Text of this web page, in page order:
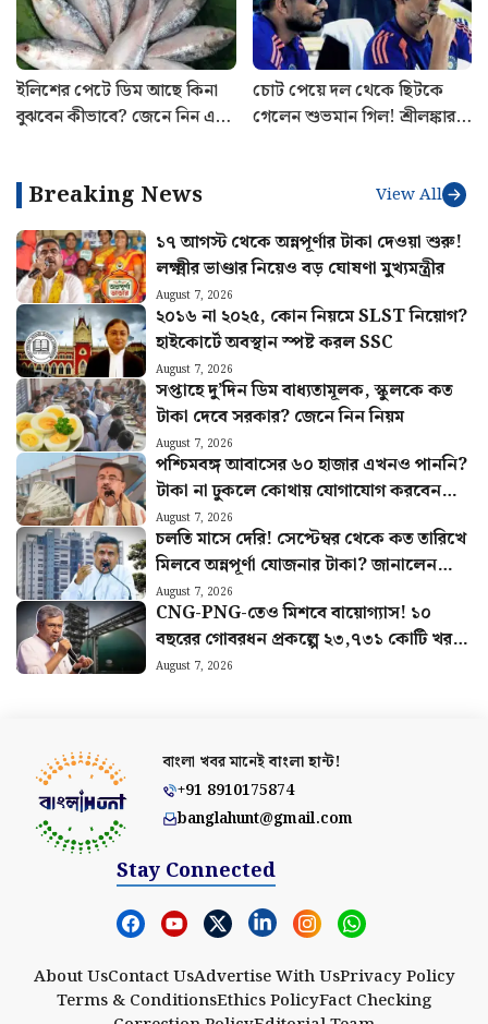
ইলিশের পেটে ডিম আছে কিনা
বুঝবেন কীভাবে? জেনে নিন এই
চোট পেয়ে দল থেকে ছিটকে
গেলেন শুভমান গিল! শ্রীলঙ্কার
Breaking News View All
১৭ আগস্ট থেকে অন্নপূর্ণার টাকা দেওয়া শুরু!
লক্ষ্মীর ভাণ্ডার নিয়েও বড় ঘোষণা মুখ্যমন্ত্রীর
August 7, 2026
২০১৬ না ২০২৫, কোন নিয়মে SLST নিয়োগ?
হাইকোর্টে অবস্থান স্পষ্ট করল SSC
August 7, 2026
সপ্তাহে দু’দিন ডিম বাধ্যতামূলক, স্কুলকে কত
টাকা দেবে সরকার? জেনে নিন নিয়ম
August 7, 2026
পশ্চিমবঙ্গ আবাসের ৬০ হাজার এখনও পাননি?
টাকা না ঢুকলে কোথায় যোগাযোগ করবেন
জানুন
August 7, 2026
চলতি মাসে দেরি! সেপ্টেম্বর থেকে কত তারিখে
মিলবে অন্নপূর্ণা যোজনার টাকা? জানালেন
মুখ্যমন্ত্রী
August 7, 2026
CNG-PNG-তেও মিশবে বায়োগ্যাস! ১০
বছরের গোবরধন প্রকল্পে ২৩,৭৩১ কোটি খরচ
করবে কেন্দ্র
August 7, 2026
বাংলা খবর মানেইবাংলা হান্ট!
+91 8910175874
banglahunt@gmail.com
Stay Connected
About UsContact UsAdvertise With UsPrivacy Policy
Terms & ConditionsEthics PolicyFact Checking